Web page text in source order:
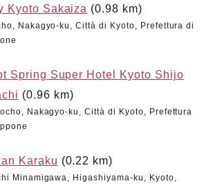
Kyoto Sakaiza (0.98 km)
Nakagyo-ku, Città di Kyoto, Prefettura di
Spring Super Hotel Kyoto Shijo
(0.96 km)
Nakagyo-ku, Città di Kyoto, Prefettura
Karaku (0.22 km)
Minamigawa, Higashiyama-ku, Kyoto,